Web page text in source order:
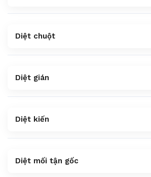
Diệt chuột
Diệt gián
Diệt kiến
Diệt mối tận gốc